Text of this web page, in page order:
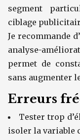
segment
ciblage
Je recommande
analyse-
permet de
sans augmenter
Erreurs
Tester trop
isoler la variable